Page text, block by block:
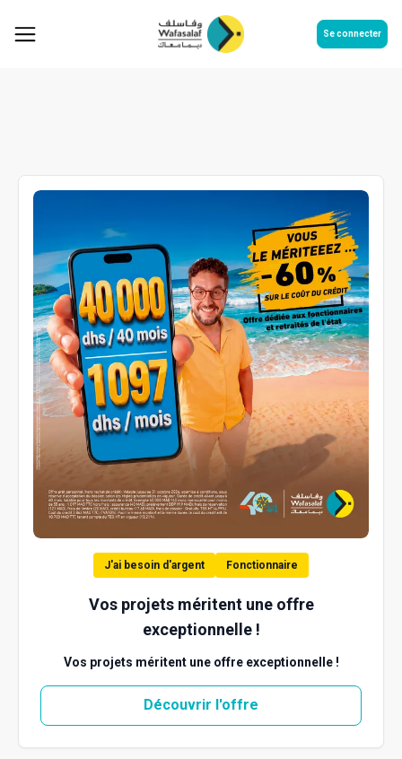
Se connecter
Nos promotions
J'ai besoin d'argent Fonctionnaire
Vos projets méritent une offre
exceptionnelle !
Vos projets méritent une offre exceptionnelle !
Découvrir l'offre